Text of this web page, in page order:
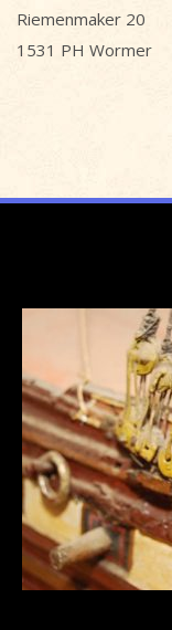
Riemenmaker 20
1531 PH Wormer